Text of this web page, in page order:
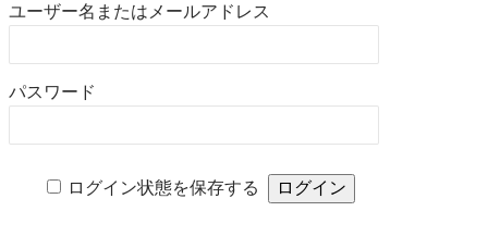
ユーザー名またはメールアドレス
パスワード
ログイン状態を保存する